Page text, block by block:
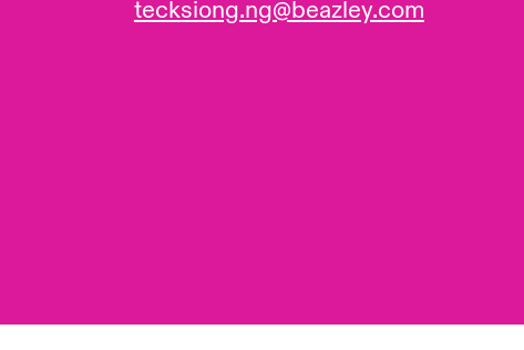
tecksiong.ng@beazley.com